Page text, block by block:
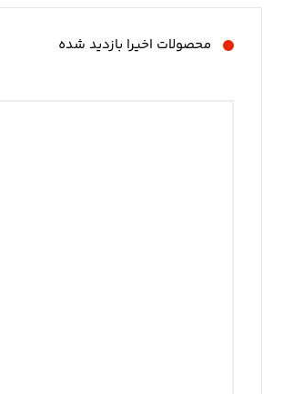
محصولات اخیرا بازدید شده